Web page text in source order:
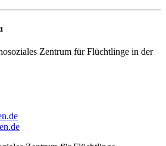
Zentrum für Flüchtlinge in der